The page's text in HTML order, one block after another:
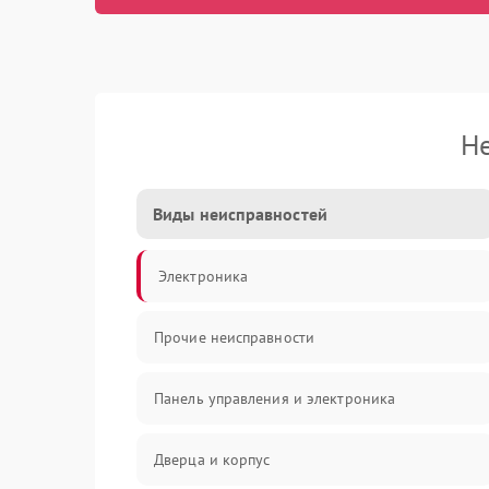
Виды неисправностей
Электроника
Прочие неисправности
Панель управления и электроника
Дверца и корпус